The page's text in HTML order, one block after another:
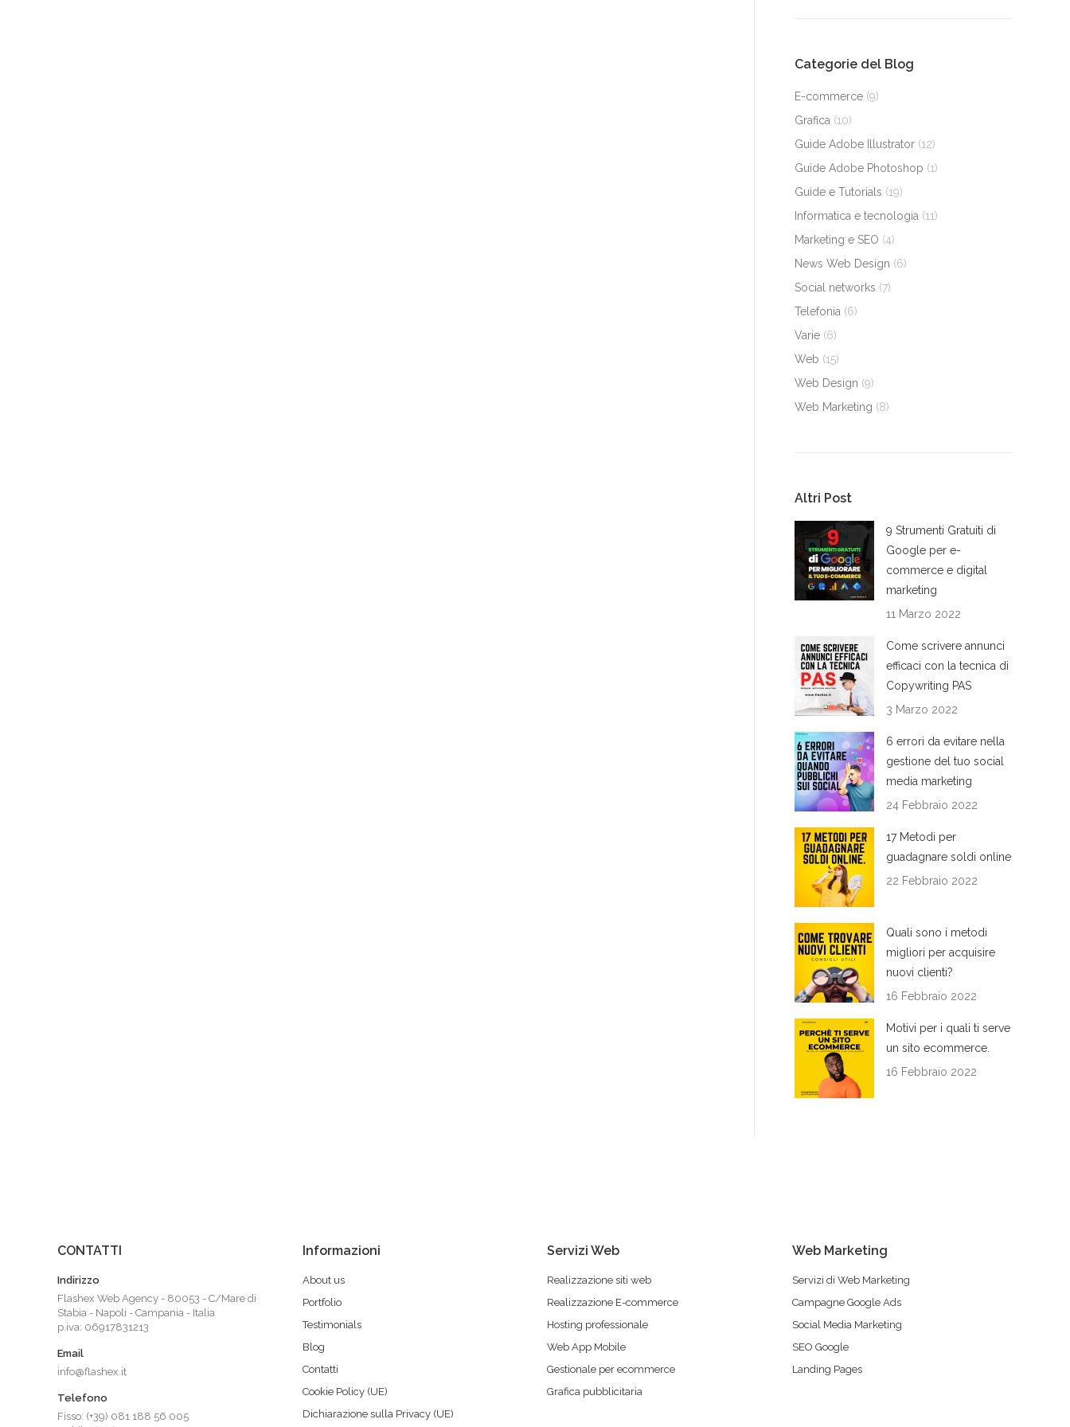
Categorie del Blog
E-commerce (9)
Grafica (10)
Guide Adobe Illustrator (12)
Guide Adobe Photoshop (1)
Guide e Tutorials (19)
Informatica e tecnologia (11)
Marketing e SEO (4)
News Web Design (6)
Social networks (7)
Telefonia (6)
Varie (6)
Web (15)
Web Design (9)
Web Marketing (8)
Altri Post
9 Strumenti Gratuiti di
Google per e-
commerce e digital
marketing
11 Marzo 2022
Come scrivere annunci
efficaci con la tecnica di
Copywriting PAS
3 Marzo 2022
6 errori da evitare nella
gestione del tuo social
media marketing
24 Febbraio 2022
17 Metodi per
guadagnare soldi online
22 Febbraio 2022
Quali sono i metodi
migliori per acquisire
nuovi clienti?
16 Febbraio 2022
Motivi per i quali ti serve
un sito ecommerce.
16 Febbraio 2022
CONTATTI
Indirizzo
Flashex Web Agency - 80053 - C/Mare di
Stabia - Napoli - Campania - Italia
p.iva: 06917831213
Email
info@flashex.it
Telefono
Fisso: (+39) 081 188 56 005
Informazioni
About us
Portfolio
Testimonials
Blog
Contatti
Cookie Policy (UE)
Dichiarazione sulla Privacy (UE)
Servizi Web
Realizzazione siti web
Realizzazione E-commerce
Hosting professionale
Web App Mobile
Gestionale per ecommerce
Grafica pubblicitaria
Web Marketing
Servizi di Web Marketing
Campagne Google Ads
Social Media Marketing
SEO Google
Landing Pages